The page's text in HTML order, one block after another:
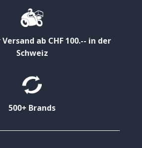
ab CHF 100.-- in der
Schweiz
500+ Brands